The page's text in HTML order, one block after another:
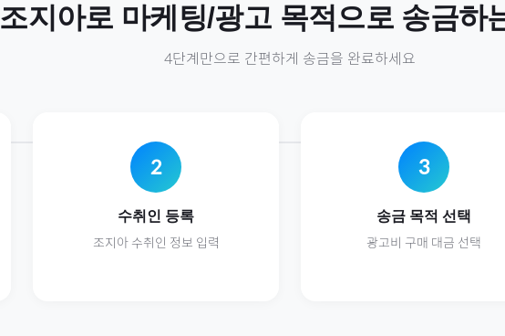
조지아로 마케팅/광고 목적으로 송금하
4단계만으로 간편하게 송금을 완료하세요
2
수취인 등록
조지아수취인 정보 입력
3
송금 목적 선택
광고비 구매 대금 선택